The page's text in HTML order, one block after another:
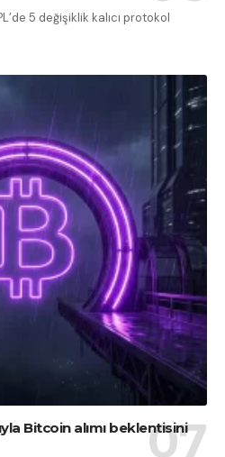
5 değişiklik kalıcı protokol
Bitcoin alımı beklentisini